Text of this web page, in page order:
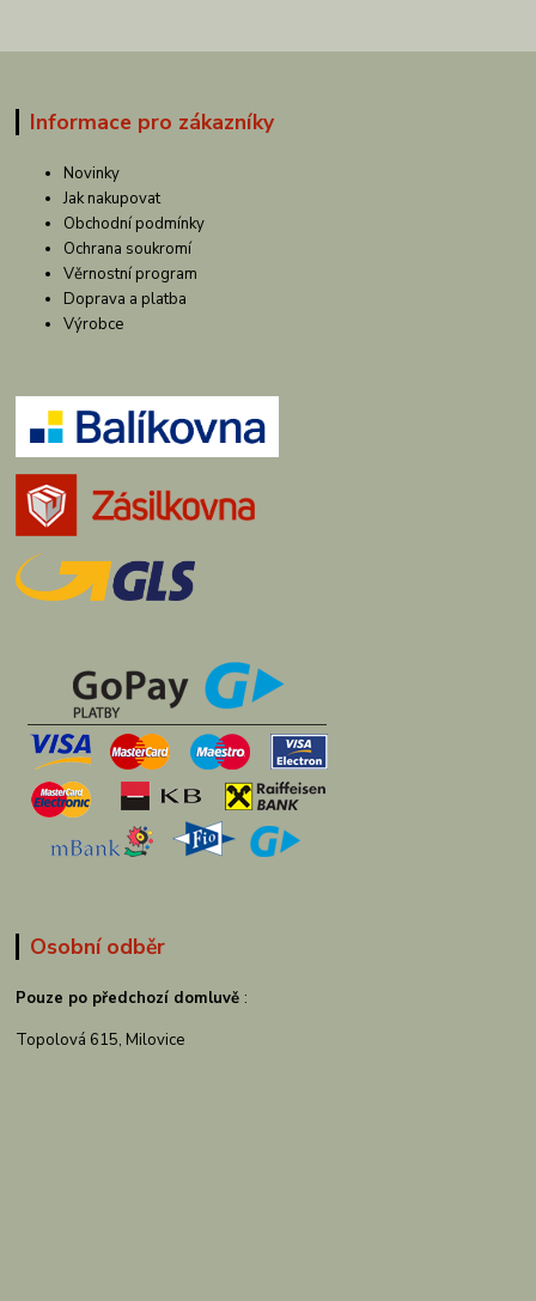
Informace pro zákazníky
Novinky
Jak nakupovat
Obchodní podmínky
Ochrana soukromí
Věrnostní program
Doprava a platba
Výrobce
Osobní odběr
Pouze po předchozí domluvě :
Topolová 615, Milovice